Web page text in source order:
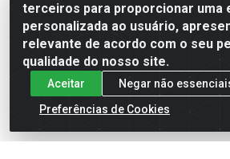
terceiros para proporcionar uma
personalizada ao usuário,
relevante de acordo com o seu
qualidade do nosso site.
Aceitar
Negar não
Preferências de Cookies
Formas de